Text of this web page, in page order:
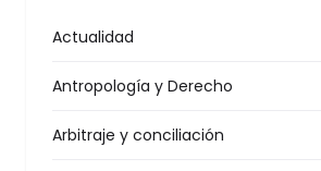
Actualidad
Antropología y Derecho
Arbitraje y conciliación